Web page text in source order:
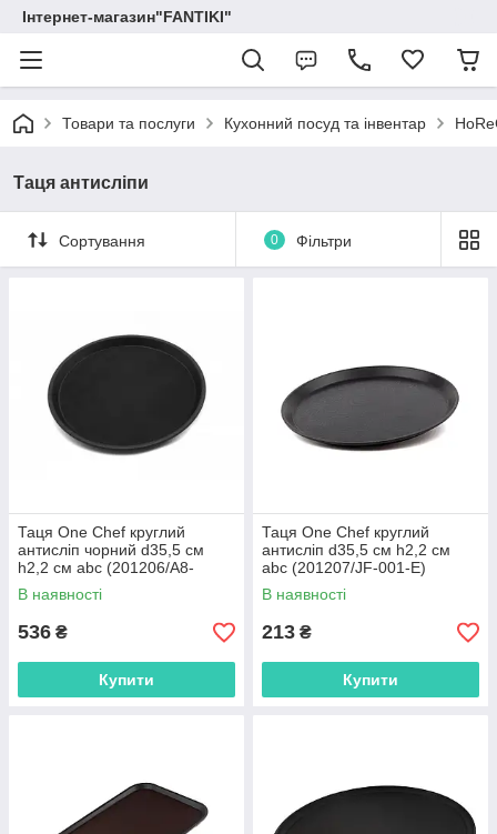
Інтернет-магазин"FANTIKI"
Товари та послуги Кухонний посуд та інвентар
Таця антисліпи
Сортування 0 Фільтри
Таця One Chef круглий
антисліп чорний d35,5 см
h2,2 см abc (201206/A8-
621B)
В наявності
536 ₴
Купити
Таця One Chef круглий
антисліп d35,5 см h2,2 см
abc (201207/JF-001-E)
В наявності
213 ₴
Купити